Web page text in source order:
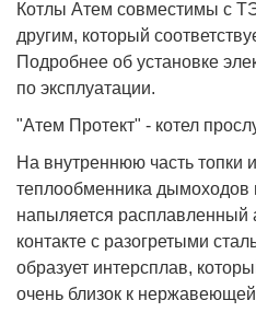
Котлы Атем совместимы с
другим, который
Подробнее об установке
по эксплуатации.
"Атем Протект" - котел
На внутреннюю часть топки
теплообменника
напыляется
контакте с разогретыми
образует интерсплав,
очень близок к нержавеющей